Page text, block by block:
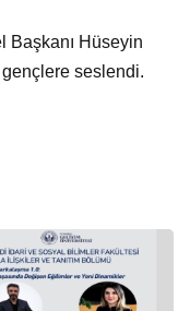
Başkanı Hüseyin
seslendi.